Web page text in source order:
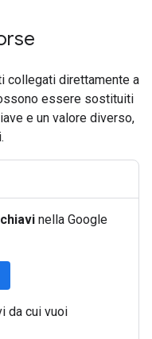
collegati direttamente a
essere sostituiti
e un valore diverso,
nella Google
da cui vuoi